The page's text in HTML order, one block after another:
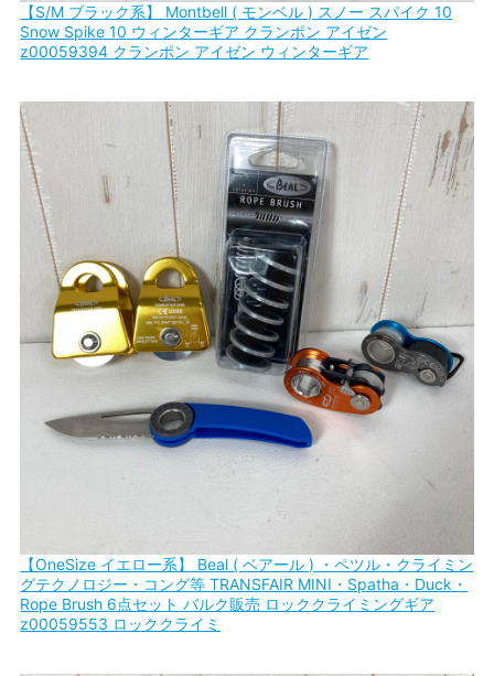
【S/M ブラック系】 Montbell ( モンベル ) スノー スパイク 10
Snow Spike 10 ウィンターギア クランポン アイゼン
z00059394 クランポン アイゼン ウィンターギア
【OneSize イエロー系】 Beal ( ベアール ) ・ペツル・クライミン
グテクノロジー・コング等 TRANSFAIR MINI・Spatha・Duck・
Rope Brush 6点セット バルク販売 ロッククライミングギア
z00059553 ロッククライミ